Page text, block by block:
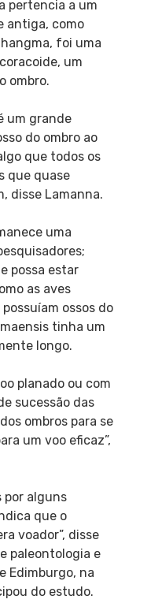
pertencia a um
antiga, como
foi uma
um
ombro.
um grande
do ombro ao
que todos os
que quase
disse Lamanna.
uma
possa estar
as aves
ossos do
tinha um
longo.
planado ou com
sucessão das
ombros para se
um voo eficaz”,
por alguns
que o
voador”, disse
paleontologia e
Edimburgo, na
do estudo.